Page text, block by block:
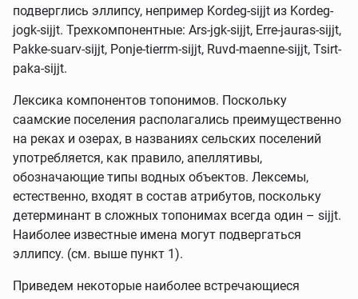
подверглись эллипсу, непример Kordeg-sijjt из Kordeg-
jogk-sijjt. Трехкомпонентные: Ars-jgk-sijjt, Erre-jauras-sijjt,
Pakke-suarv-sijjt, Ponje-tierrm-sijjt, Ruvd-maenne-sijjt, Tsirt-
paka-sijjt.
Лексика компонентов топонимов. Поскольку
саамские поселения располагались преимущественно
на реках и озерах, в названиях сельских поселений
употребляется, как правило, апеллятивы,
обозначающие типы водных объектов. Лексемы,
естественно, входят в состав атрибутов, поскольку
детерминант в сложных топонимах всегда один – sijjt.
Наиболее известные имена могут подвергаться
эллипсу. (см. выше пункт 1).
Приведем некоторые наиболее встречающиеся